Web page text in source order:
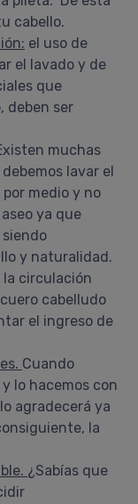
cabello.
el uso de
el lavado y de
que
deben ser
muchas
lavar el
medio y no
ya que
y naturalidad.
circulación
cabelludo
el ingreso de
Cuando
lo hacemos con
agradecerá ya
la
¿Sabías que
# 419399